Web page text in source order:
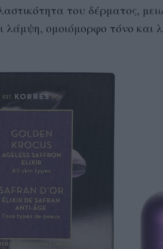
του δέρματος,
λάμψη, ομοιόμορφο τόνο και